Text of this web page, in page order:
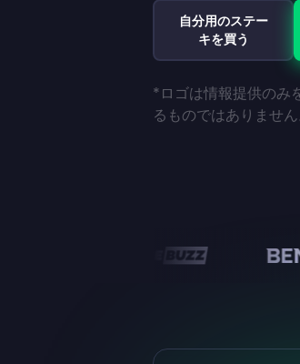
自分用のステー
キを買う
*ロゴは情報提供のみ
るものではありません